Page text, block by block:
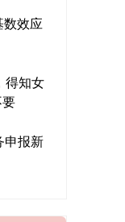
数效应
得知女
申报新